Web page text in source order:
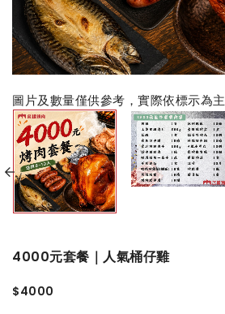
圖片及數量僅供參考，實際依標示為主
4000元套餐｜人氣桶仔雞
$4000